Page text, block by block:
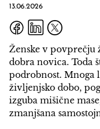
13.06.2026
Ženske v povprečju
dobra novica. Toda
podrobnost. Mnoga
življenjsko dobo,
izguba mišične
zmanjšana